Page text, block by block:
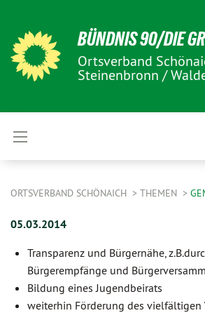
BÜNDNIS 90/DIE
Ortsverband
Steinenbronn /
ORTSVERBAND SCHÖNAICH THEMEN
05.03.2014
Transparenz und Bürgernähe,
Bürgerempfänge und
Bildung eines Jugendbeirats
weiterhin Förderung des vielfältigen